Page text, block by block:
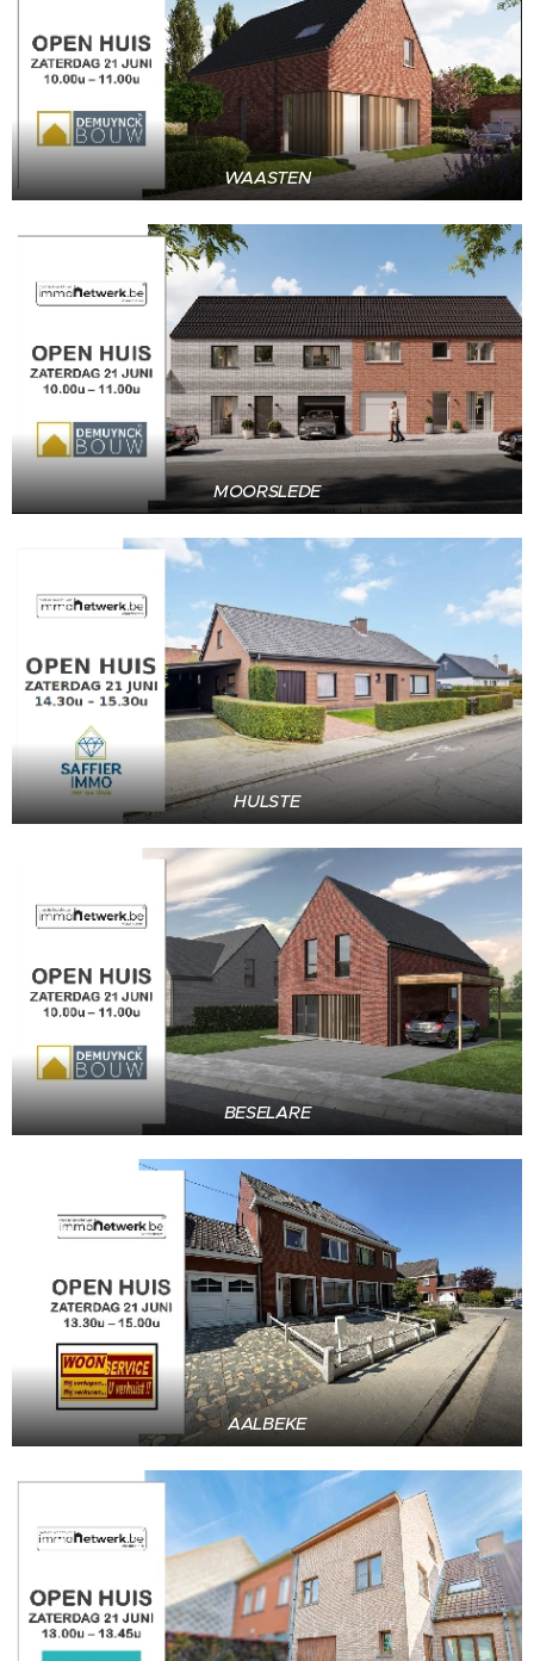
WAASTEN
MOORSLEDE
HULSTE
BESELARE
AALBEKE